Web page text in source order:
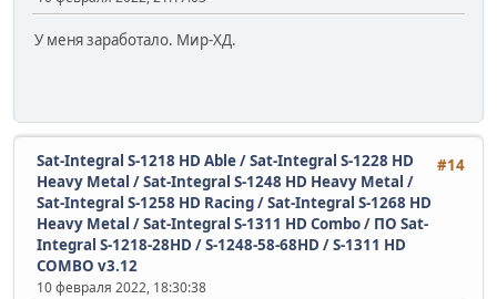
У меня заработало. Мир-ХД.
#14
Sat-Integral S-1218 HD Able / Sat-Integral S-1228 HD
Heavy Metal / Sat-Integral S-1248 HD Heavy Metal /
Sat-Integral S-1258 HD Racing / Sat-Integral S-1268 HD
Heavy Metal / Sat-Integral S-1311 HD Combo/ ПО Sat-
Integral S-1218-28HD / S-1248-58-68HD / S-1311 HD
COMBO v3.12
10 февраля 2022, 18:30:38